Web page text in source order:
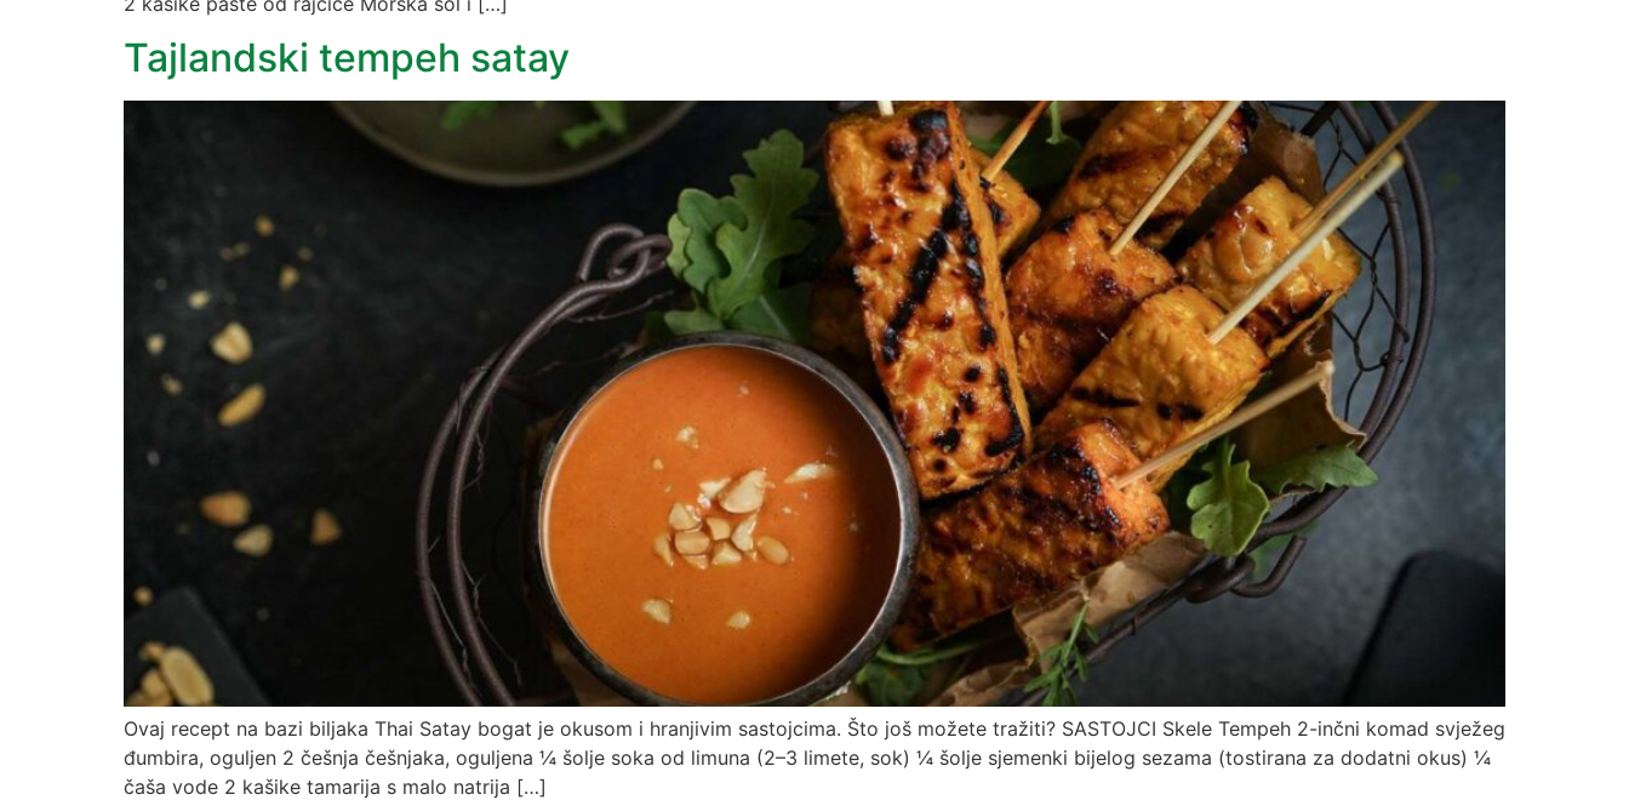
Tajlandski tempeh satay
Ovaj recept na bazi biljaka Thai Satay bogat je okusom i hranjivim sastojcima. Što još možete tražiti? SASTOJCI Skele Tempeh 2-inčni komad svježeg
đumbira, oguljen 2 češnja češnjaka, oguljena ¼ šolje soka od limuna (2–3 limete, sok) ¼ šolje sjemenki bijelog sezama (tostirana za dodatni okus) ¼
čaša vode 2 kašike tamarija s malo natrija […]